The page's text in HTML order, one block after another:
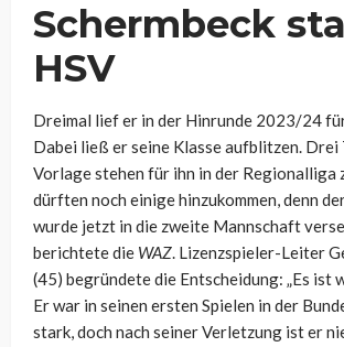
Schermbeck
HSV
Dreimal lief er in der Hinrunde 2023/24
Dabei ließ er seine Klasse aufblitzen.
Vorlage stehen für ihn in der Regionalliga
dürften noch einige hinzukommen, denn
wurde jetzt in die zweite Mannschaft
berichtete die WAZ. Lizenzspieler-Leiter
(45) begründete die Entscheidung: „Es ist
Er war in seinen ersten Spielen in der
stark, doch nach seiner Verletzung ist er